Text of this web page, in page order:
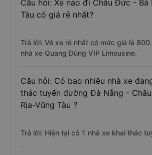
Câu hỏi: Xe nào đi Châu Đức - Bà
Tàu có giá rẻ nhất?
Trả lời: Vé xe rẻ nhất có mức giá là
nhà xe Quang Dũng VIP Limousine.
Câu hỏi: Có bao nhiêu nhà xe
thác tuyến đường Đà Nẵng -
Rịa-Vũng Tàu ?
Trả lời: Hiện tại có 1 nhà xe khai thác